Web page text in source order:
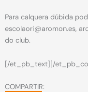
Para calquera dúbida
escolaori@aromon.es,
do club.
[/et_pb_text][/
COMPARTIR: